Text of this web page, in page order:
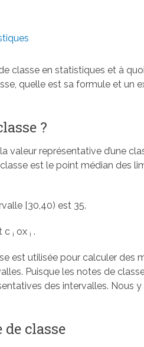
classe en statistiques et à
quelle est sa formule et un
?
valeur représentative d’une
est le point médian des
[30,40) est 35.
c i ox i .
est utilisée pour calculer des
Puisque les notes de
des intervalles. Nous
classe